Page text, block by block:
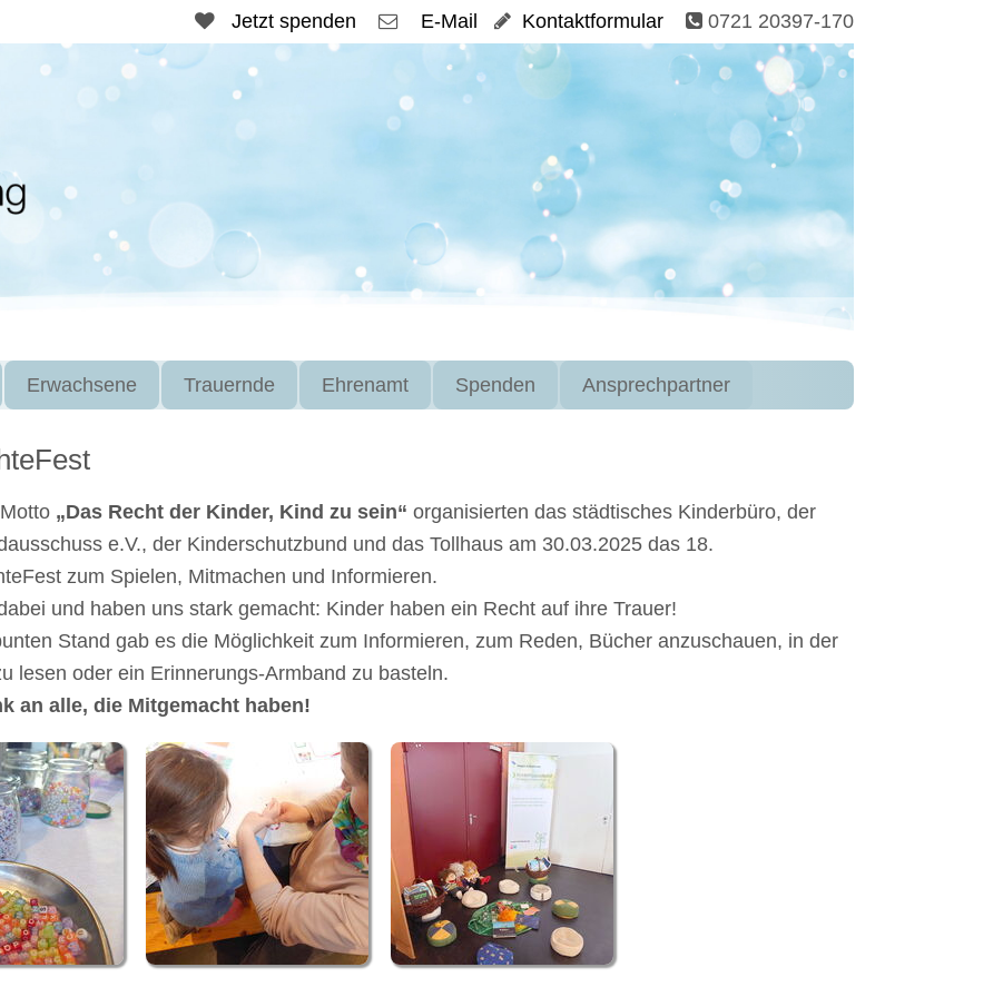
Jetzt spenden E-Mail Kontaktformular 0721 20397-170
Erwachsene Trauernde Ehrenamt Spenden Ansprechpartner
„Das Recht der Kinder, Kind zu sein“ organisierten das städtisches Kinderbüro, der
e.V., der Kinderschutzbund und das Tollhaus am 30.03.2025 das 18.
zum Spielen, Mitmachen und Informieren.
und haben uns stark gemacht: Kinder haben ein Recht auf ihre Trauer!
Stand gab es die Möglichkeit zum Informieren, zum Reden, Bücher anzuschauen, in der
lesen oder ein Erinnerungs-Armband zu basteln.
an alle, die Mitgemacht haben!